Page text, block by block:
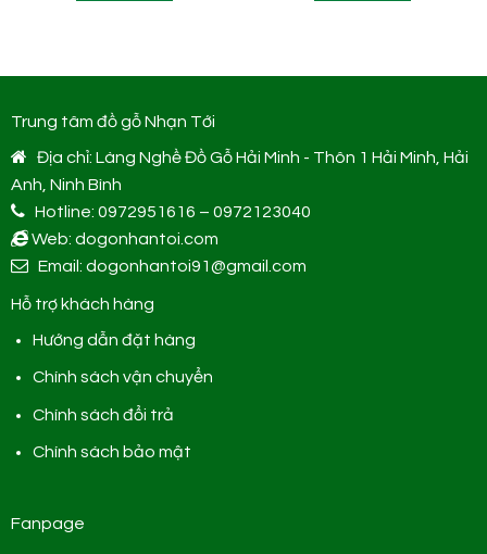
Trung tâm đồ gỗ Nhạn Tới
Địa chỉ: Làng Nghề Đồ Gỗ Hải Minh - Thôn 1 Hải Minh, Hải
Anh, Ninh Bình
Hotline: 0972951616 – 0972123040
Web: dogonhantoi.com
Email: dogonhantoi91@gmail.com
Hỗ trợ khách hàng
Hướng dẫn đặt hàng
Chính sách vận chuyển
Chính sách đổi trả
Chính sách bảo mật
Fanpage